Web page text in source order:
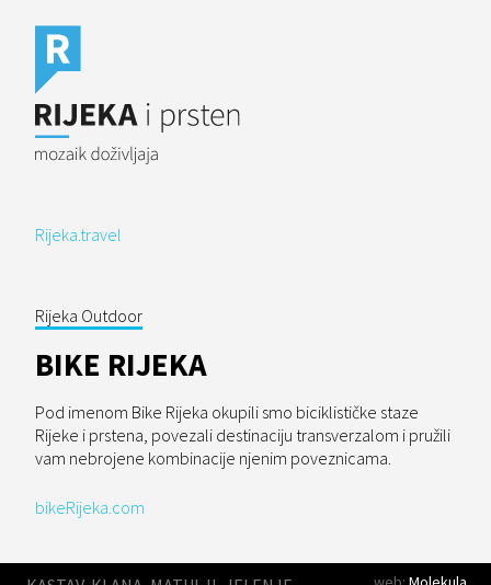
Rijeka.travel
Rijeka Outdoor
BIKE RIJEKA
Pod imenom Bike Rijeka okupili smo biciklističke staze
Rijeke i prstena, povezali destinaciju transverzalom i pružili
vam nebrojene kombinacije njenim poveznicama.
bikeRijeka.com